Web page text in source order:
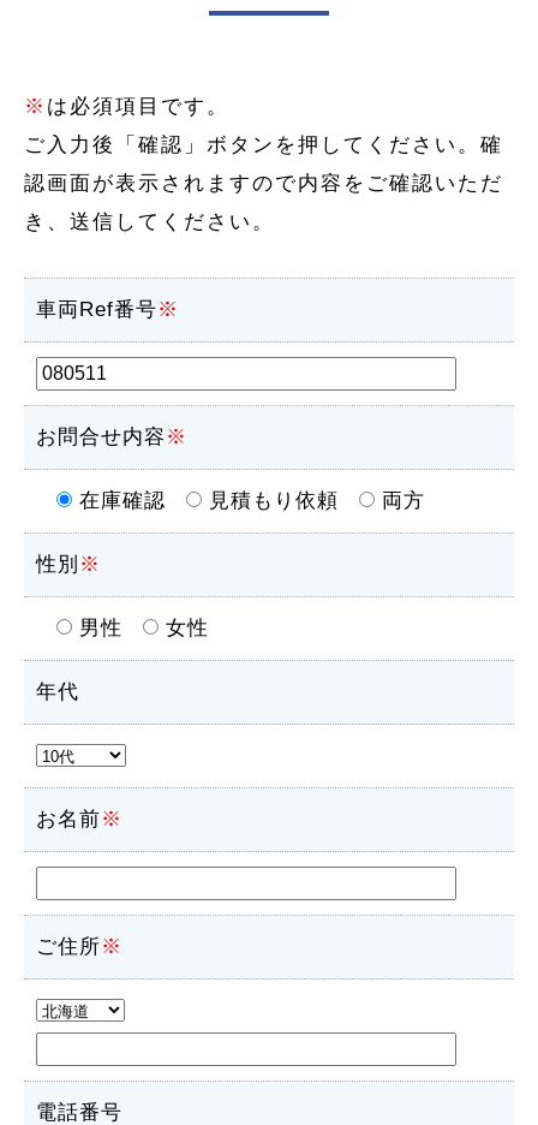
※ は必須項目です。
ご入力後「確認」ボタンを押してください。確
認画面が表示されますので内容をご確認いただ
き、送信してください。
車両Ref番号※
お問合せ内容 ※
在庫確認 見積もり依頼 両方
性別 ※
男性 女性
年代
お名前※
ご住所※
電話番号